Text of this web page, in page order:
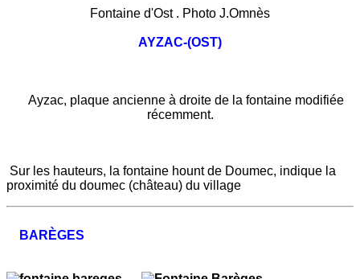
Fontaine d'Ost . Photo J.Omnès
AYZAC-(OST)
Ayzac, plaque ancienne à droite de la fontaine modifiée
récemment.
Sur les hauteurs, la fontaine hount de Doumec, indique la
proximité du doumec (château) du village
BARÈGES